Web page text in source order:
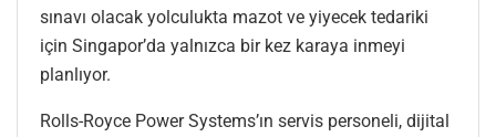
sınavı olacak yolculukta mazot ve yiyecek tedariki
için Singapor’da yalnızca bir kez karaya inmeyi
planlıyor.
Rolls-Royce Power Systems’ın servis personeli, dijital